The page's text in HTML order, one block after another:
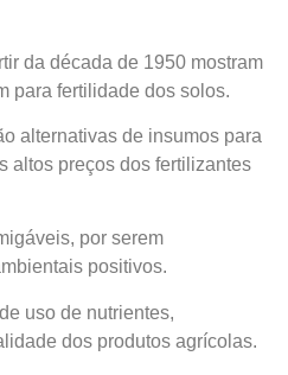
da década de 1950 mostram
para fertilidade dos solos.
alternativas de insumos para
altos preços dos fertilizantes
por serem
positivos.
uso de nutrientes,
dos produtos agrícolas.